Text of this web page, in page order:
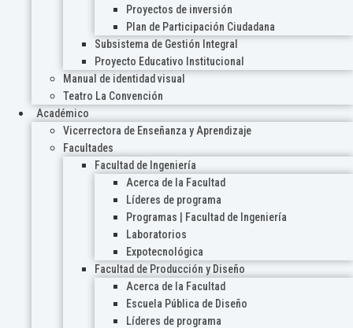
Proyectos de inversión
Plan de Participación Ciudadana
Subsistema de Gestión Integral
Proyecto Educativo Institucional
Manual de identidad visual
Teatro La Convención
Académico
Vicerrectora de Enseñanza y Aprendizaje
Facultades
Facultad de Ingeniería
Acerca de la Facultad
Líderes de programa
Programas | Facultad de Ingeniería
Laboratorios
Expotecnológica
Facultad de Producción y Diseño
Acerca de la Facultad
Escuela Pública de Diseño
Líderes de programa